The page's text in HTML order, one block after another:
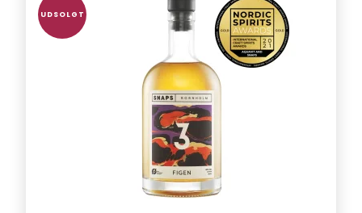
UDSOLGT